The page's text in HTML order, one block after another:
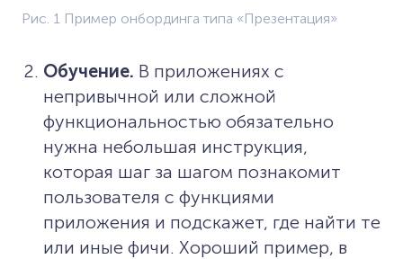
Рис. 1 Пример онбординга типа «Презентация»
Обучение. В приложениях с
непривычной или сложной
функциональностью обязательно
нужна небольшая инструкция,
которая шаг за шагом познакомит
пользователя с функциями
приложения и подскажет, где найти те
или иные фичи. Хороший пример, в